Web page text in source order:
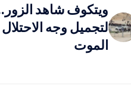
ويتكوف شاهد
لتجميل وجه
الموت